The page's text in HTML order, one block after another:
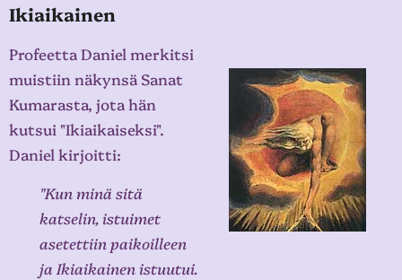
Ikiaikainen
Profeetta Daniel merkitsi
muistiin näkynsä Sanat
Kumarasta, jota hän
kutsui "Ikiaikaiseksi".
Daniel kirjoitti:
"Kun minä sitä
katselin, istuimet
asetettiin paikoilleen
ja Ikiaikainen istuutui.